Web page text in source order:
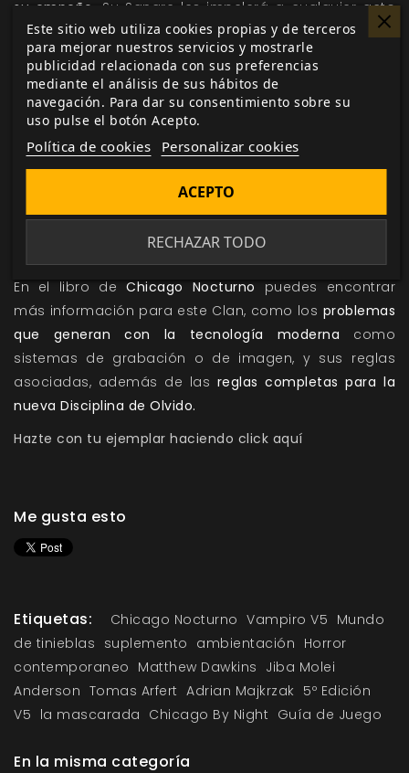
su empeño.
Su Sangre les impelerá a cualquier acto
concebible para alcanzar sus metas, ya sea en el
momento o a través de bizantinas tramas que duren
siglos. Sienten profundamente cualquier revés y
rápidamente pasan ausar los métodos más crueles
hasta que logran sus objetivos.
Traducido a reglas de juego, para un Lasombra, l
próxima vez que el vampiro falle cualquier acción,
En el libro deChicago Nocturno puedes encontrar
más información para este Clan, como los problemas
que generan con la tecnología moderna como
sistemas de grabación o de imagen, y sus reglas
asociadas, además de las reglas completas para la
nueva Disciplina de Olvido.
Hazte con tu ejemplar haciendo click aquí
Me gusta esto
Etiquetas: Chicago Nocturno Vampiro V5 Mundo
de tinieblas suplemento ambientación Horror
contemporaneo Matthew Dawkins Jiba Molei
Anderson Tomas Arfert Adrian Majkrzak 5º Edición
V5 la mascarada Chicago By Night Guía de Juego
En la misma categoría
Este sitio web utiliza cookies propias y de terceros
para mejorar nuestros servicios y mostrarle
publicidad relacionada con sus preferencias
mediante el análisis de sus hábitos de
navegación. Para dar su consentimiento sobre su
uso pulse el botón Acepto.
Política de cookies Personalizar cookies
RECHAZAR TODO
ACEPTO